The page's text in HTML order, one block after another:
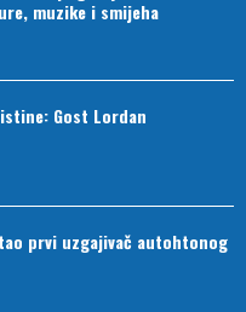
muzike i smijeha
Gost Lordan
prvi uzgajivač autohtonog